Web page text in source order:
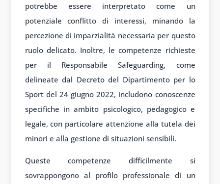
potrebbe essere interpretato come un
potenziale conflitto di interessi, minando la
percezione di imparzialità necessaria per questo
ruolo delicato. Inoltre, le competenze richieste
per il Responsabile Safeguarding, come
delineate dal Decreto del Dipartimento per lo
Sport del 24 giugno 2022, includono conoscenze
specifiche in ambito psicologico, pedagogico e
legale, con particolare attenzione alla tutela dei
minori e alla gestione di situazioni sensibili.
Queste competenze difficilmente si
sovrappongono al profilo professionale di un